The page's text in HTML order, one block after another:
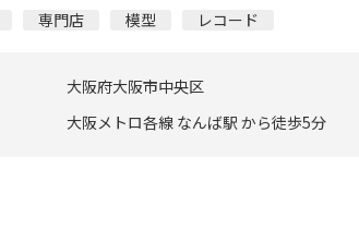
専門店 模型 レコード
大阪府大阪市中央区
大阪メトロ各線 なんば駅 から徒歩5分